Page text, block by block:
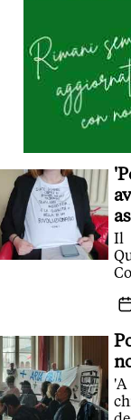
Il